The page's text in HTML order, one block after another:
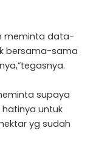
meminta data-
bersama-sama
supaya
untuk
yg sudah